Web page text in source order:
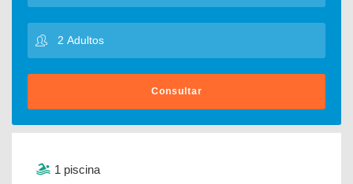
Consultar
1 piscina